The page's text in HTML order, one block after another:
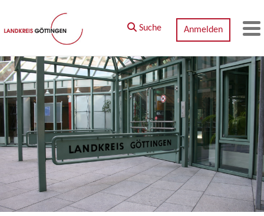
Zum Hauptinhalt springen
Suche
Anmelden